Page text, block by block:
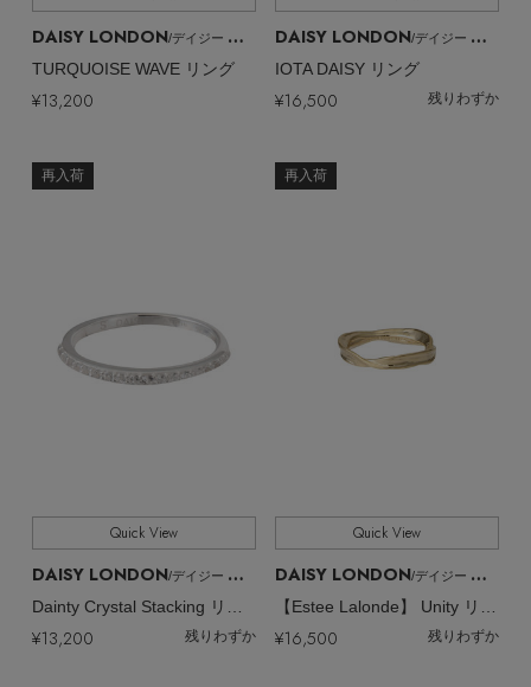
EDITOR'S CLOSET
メルマガ PICKUP
PERSONAL COLOR
DAISY LONDON/デイジー ロンドン
TURQUOISE WAVE リング
¥13,200
DAISY LONDON/デイジー ロンドン
IOTA DAISY リング
¥16,500 残りわずか
再入荷
Quick View
DAISY LONDON/デイジー ロンドン
Dainty Crystal Stacking リング
¥13,200 残りわずか
再入荷
Quick View
DAISY LONDON/デイジー ロンドン
【Estee Lalonde】 Unity リング
¥16,500 残りわずか